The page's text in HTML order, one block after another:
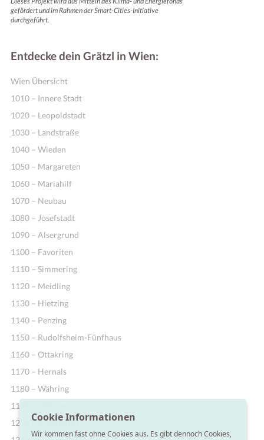
gefördert und im Rahmen der Smart-Cities-Initiative
durchgeführt.
Entdecke dein Grätzl in Wien:
Wien Übersicht
1010 – Innere Stadt
1020 – Leopoldstadt
1030 – Landstraße
1040 – Wieden
1050 – Margareten
1060 – Mariahilf
1070 – Neubau
1080 – Josefstadt
1090 – Alsergrund
1100 – Favoriten
1110 – Simmering
1120 – Meidling
1130 – Hietzing
1140 – Penzing
1150 – Rudolfsheim-Fünfhaus
1160 – Ottakring
1170 – Hernals
1180 – Währing
1190 – Döbling
1200 – Brigittenau
Cookie Informationen
Wir kommen fast ohne Cookies aus. Es gibt dennoch Cookies,